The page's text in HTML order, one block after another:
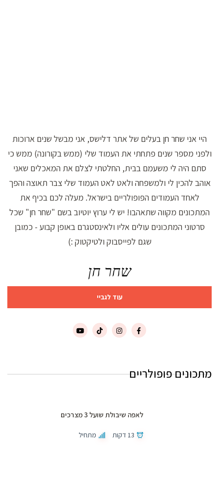
היי אני שחר חן בעלים של אתר דלישס, אני מבשל שנים ארוכות
ולפני מספר שנים פתחתי את העמוד שלי (ממש בקורונה) ממש כי
סתם היה לי משעמם בבית, החלטתי לצלם את המאכלים שאני
אוהב להכין לי ולמשפחה ולאט לאט העמוד שלי צבר תאוצה והפך
לאחד העמודים הפופולריים בישראל. מעלה לכם בכיף את
המתכונים מקווה שתאהבו! יש לי ערוץ יוטיוב בשם "שחר חן" שכל
סרטוני המתכונים עולים אליו ולאינסטגרם באופן קבוע - כמובן
שגם לפייסבוק ולטיקטוק :)
שחר חן
עוד לגביי
מתכונים פופולריים
לאפה שיבולת שועל 3 מצרכים
13 דקות מתחיל